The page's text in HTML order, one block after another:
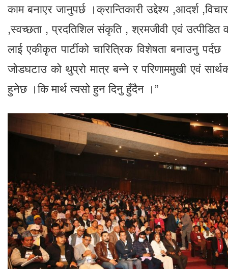
काम बनाएर जानुपर्छ ।क्रान्तिकारी उद्देश्य ,आदर्श ,विचार
,स्वच्छता , प्रदतिशिल संकृति , श्रमजीवी एवं उत्पीडित
लाई एकीकृत पार्टीको चारित्रिक विशेषता बनाउनु
जोडघटाउ को थुप्रो मात्र बन्ने र परिणाममुखी एवं
हुनेछ ।कि मार्थ त्यसो हुन दिनु हुँदैन ।”